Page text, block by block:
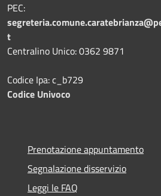
PEC:
t
Centralino Unico: 0362 9871
Codice Ipa: c_b729
Codice Univoco
Prenotazione appuntamento
Segnalazione disservizio
Leggi le FAQ